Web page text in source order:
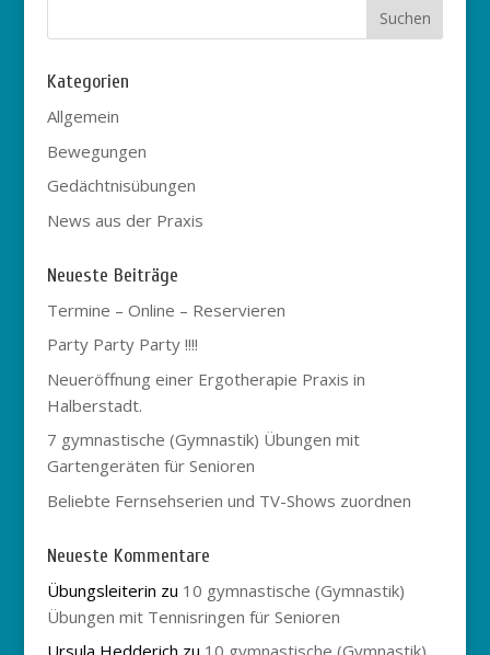
Kategorien
Allgemein
Bewegungen
Gedächtnisübungen
News aus der Praxis
Neueste Beiträge
Termine – Online – Reservieren
Party Party Party !!!!
Neueröffnung einer Ergotherapie Praxis in
Halberstadt.
7 gymnastische (Gymnastik) Übungen mit
Gartengeräten für Senioren
Beliebte Fernsehserien und TV-Shows zuordnen
Neueste Kommentare
Übungsleiterin zu 10 gymnastische (Gymnastik)
Übungen mit Tennisringen für Senioren
Ursula Hedderich zu 10 gymnastische (Gymnastik)